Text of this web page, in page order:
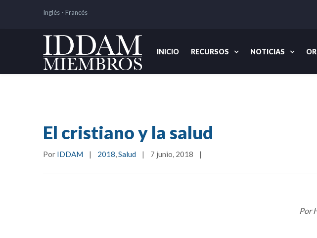
Inglés - Francés
INICIO RECURSOS NOTICIAS
El cristiano y la salud
Por IDDAM | 2018, Salud | 7 junio, 2018 |
Por